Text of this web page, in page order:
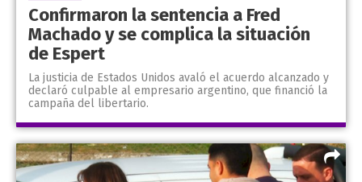
Confirmaron la sentencia a Fred
Machado y se complica la situación
de Espert
La justicia de Estados Unidos avaló el acuerdo alcanzado y
declaró culpable al empresario argentino, que financió la
campaña del libertario.